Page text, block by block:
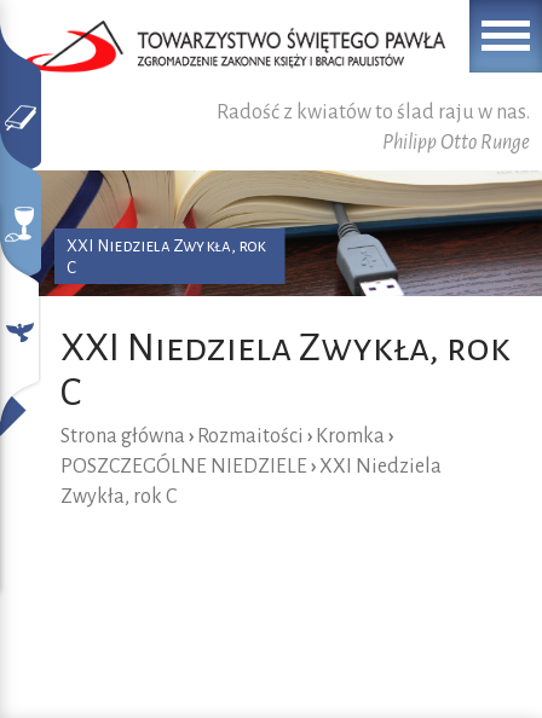
Radość z kwiatów to ślad raju w nas.
Philipp Otto Runge
XXI Niedziela Zwykła, rok
C
XXI Niedziela Zwykła, rok
C
Strona główna › Rozmaitości › Kromka ›
POSZCZEGÓLNE NIEDZIELE›XXI Niedziela
Zwykła, rok C